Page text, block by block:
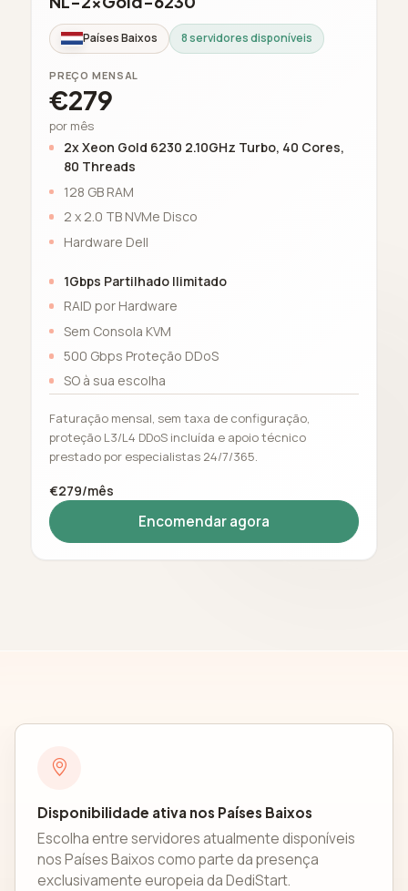
Países Baixos 8 servidores disponíveis
PREÇO MENSAL
€279
por mês
2x Xeon Gold 6230 2.10GHz Turbo, 40 Cores,
80 Threads
128 GB RAM
2 x 2.0 TB NVMe Disco
Hardware Dell
1Gbps Partilhado Ilimitado
RAID por Hardware
Sem Consola KVM
500 Gbps Proteção DDoS
SO à sua escolha
Faturação mensal, sem taxa de configuração,
proteção L3/L4 DDoS incluída e apoio técnico
prestado por especialistas 24/7/365.
€279/mês
Encomendar agora
Disponibilidade ativa nos Países Baixos
Escolha entre servidores atualmente disponíveis
nos Países Baixos como parte da presença
exclusivamente europeia da DediStart.